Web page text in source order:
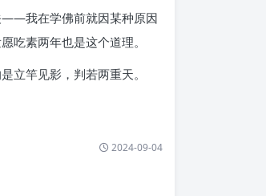
——我在学佛前就因某种原因
素两年也是这个道理。
立竿见影，判若两重天。
2024-09-04